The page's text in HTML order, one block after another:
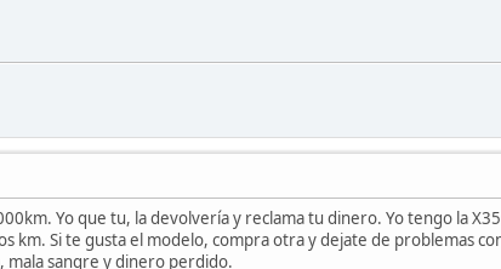
Yo que tu, la devolvería y reclama tu dinero. Yo tengo la
km. Si te gusta el modelo, compra otra y dejate de problemas
mala sangre y dinero perdido.